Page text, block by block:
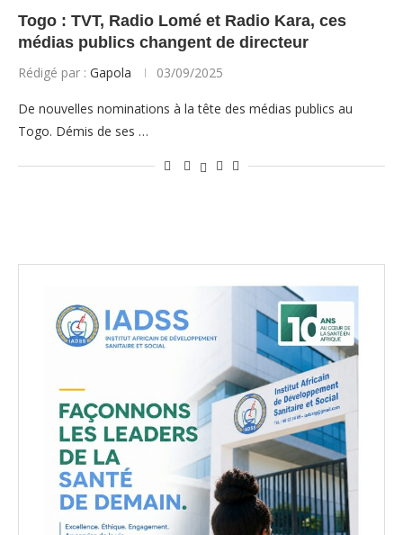
Togo : TVT, Radio Lomé et Radio Kara, ces
médias publics changent de directeur
Rédigé par : Gapola 03/09/2025
De nouvelles nominations à la tête des médias publics au
Togo. Démis de ses …